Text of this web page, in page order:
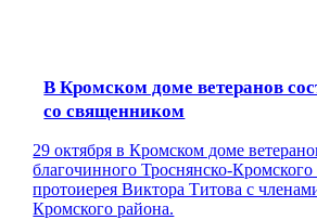
В Кромском доме ветеранов
со священником
29 октября в Кромском доме
благочинного Троснянско-Кромского
протоиерея Виктора Титова с
Кромского района.